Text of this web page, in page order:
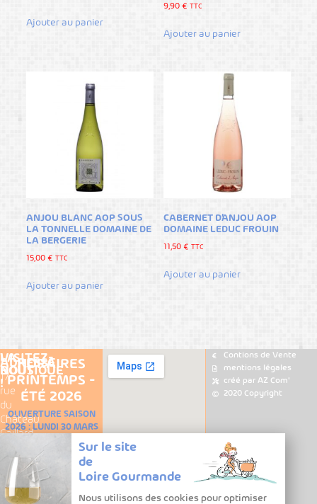
Ajouter au panier
9,90€ TTC
Ajouter au panier
ANJOU BLANC AOP SOUS
LA TONNELLE DOMAINE DE
LA BERGERIE
15,00€ TTC
Ajouter au panier
CABERNET D’ANJOU AOP
DOMAINE LEDUC FROUIN
11,50€ TTC
Ajouter au panier
Sur le site
de
Loire Gourmande
Nous utilisons des cookies pour optimiser
VISITEZ-
NOUS
!
Les
lieux
ADRESSE
17
rue
du
Château
Gaillard
Turquant
+33
6
HORAIRES
PRINTEMPS -
ÉTÉ 2026
OUVERTURE SAISON
2026 : LUNDI 30 MARS
DU 30 MARS AU 4
OCTOBRE
Lundi, mardi,
vendredi et samedi :
LA
BOUTIQUE
Carte
des
Vins
Loire
Tous
les
Vins
Contions de Vente
mentions légales
créé par AZ Com'
2020 Copyright